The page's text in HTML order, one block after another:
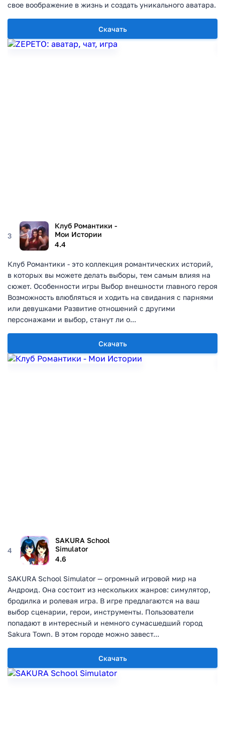
Скачать
свое воображение в жизнь и создать уникального аватара.
3
Клуб Романтики -
Мои Истории
4.4
Скачать
Клуб Романтики - это коллекция романтических историй,
в которых вы можете делать выборы, тем самым влияя на
сюжет. Особенности игры Выбор внешности главного героя
Возможность влюбляться и ходить на свидания с парнями
или девушками Развитие отношений с другими
персонажами и выбор, станут ли о...
4
SAKURA School
Simulator
4.6
Скачать
SAKURA School Simulator — огромный игровой мир на
Андроид. Она состоит из нескольких жанров: симулятор,
бродилка и ролевая игра. В игре предлагаются на ваш
выбор сценарии, герои, инструменты. Пользователи
попадают в интересный и немного сумасшедший город
Sakura Town. В этом городе можно завест...